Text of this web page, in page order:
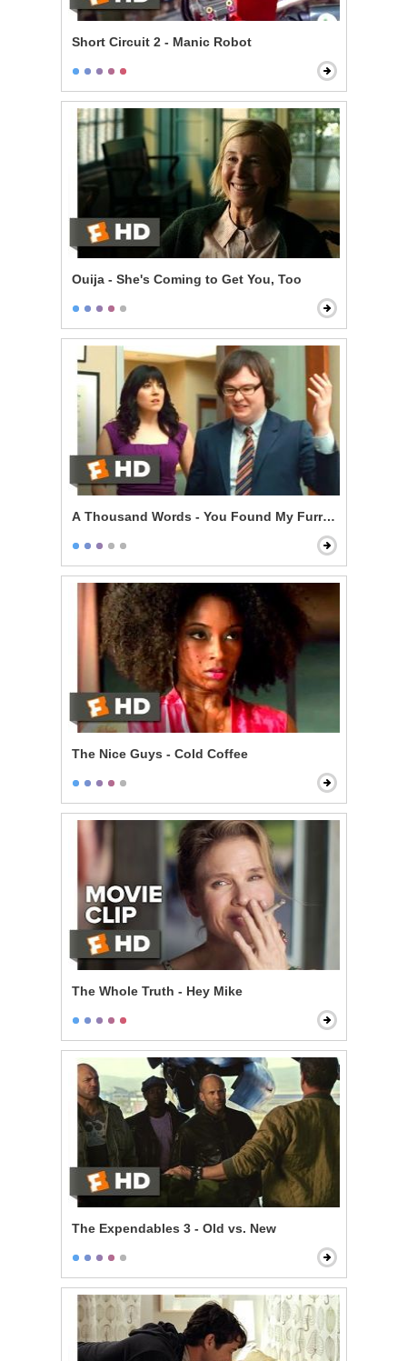
Short Circuit 2 - Manic Robot
Ouija - She's Coming to Get You, Too
A Thousand Words - You Found My Furry Tapes
The Nice Guys - Cold Coffee
The Whole Truth - Hey Mike
The Expendables 3 - Old vs. New